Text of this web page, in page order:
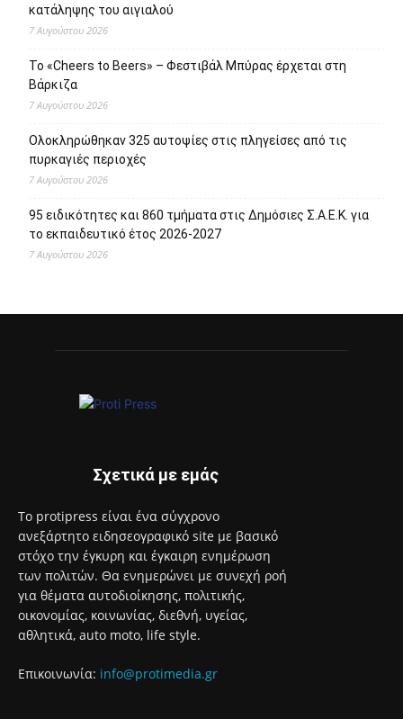
κατάληψης του αιγιαλού
7 Αυγούστου 2026
Το «Cheers to Beers» – Φεστιβάλ Μπύρας έρχεται στη
Βάρκιζα
7 Αυγούστου 2026
Ολοκληρώθηκαν 325 αυτοψίες στις πληγείσες από τις
πυρκαγιές περιοχές
7 Αυγούστου 2026
95 ειδικότητες και 860 τμήματα στις Δημόσιες Σ.Α.Ε.Κ. για
το εκπαιδευτικό έτος 2026-2027
7 Αυγούστου 2026
Σχετικά με εμάς
Το protipress είναι ένα σύγχρονο
ανεξάρτητο ειδησεογραφικό site με βασικό
στόχο την έγκυρη και έγκαιρη ενημέρωση
των πολιτών. Θα ενημερώνει με συνεχή ροή
για θέματα αυτοδιοίκησης, πολιτικής,
οικονομίας, κοινωνίας, διεθνή, υγείας,
αθλητικά, auto moto, life style.
Επικοινωνία: info@protimedia.gr